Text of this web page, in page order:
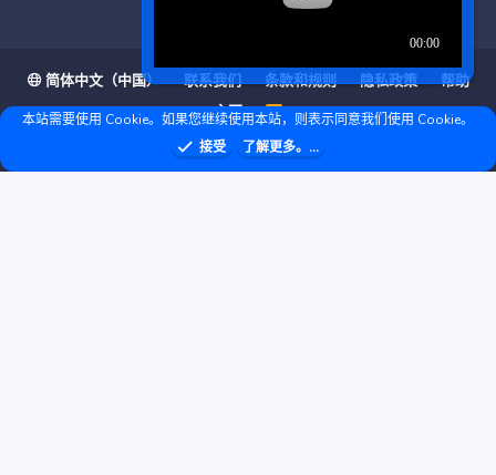
简体中文（中国） 联系我们 条款和规则 隐私政策
帮助
主页
R
S
S
❤ © Copyright 2020–2026 基岩科技 版权所有 |Microsoft Marketplace
本站需要使用 Cookie。如果您继续使用本站，则表示同意我们使用 Cookie。
接受
了解更多。...